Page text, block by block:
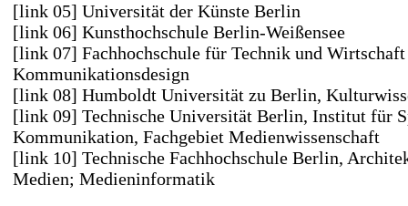
[link 05] Universität der Künste Berlin
[link 06] Kunsthochschule Berlin-Weißensee
[link 07] Fachhochschule für Technik und
Kommunikationsdesign
[link 08] Humboldt Universität zu Berlin,
[link 09] Technische Universität Berlin, Institut für
Kommunikation, Fachgebiet Medienwissenschaft
[link 10] Technische Fachhochschule Berlin,
Medien; Medieninformatik